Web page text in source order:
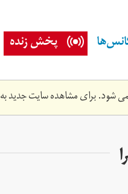
پخش زنده
شود. برای مشاهده سایت جدید به